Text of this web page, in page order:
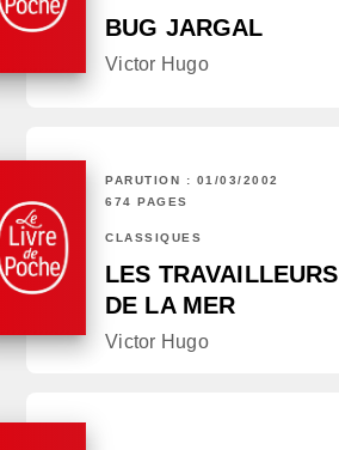
BUG JARGAL
Victor Hugo
PARUTION : 01/03/2002
674 PAGES
CLASSIQUES
LES TRAVAILLEURS
DE LA MER
Victor Hugo